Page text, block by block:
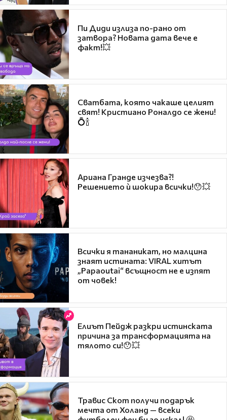
Пи Диди излиза по-рано от
затвора? Новата дата вече е
факт!💥
Сватбата, която чакаше целият
свят! Кристиано Роналдо се жени!
💍🍾
Ариана Гранде изчезва?!
Решението ѝ шокира всички!😯💥
Всички я тананикат, но малцина
знаят истината: VIRAL хитът
„Papaoutai“ всъщност не е изпят
от човек!
Елиът Пейдж разкри истинската
причина за трансформацията на
тялото си!😯💥
Травис Скот получи подарък
мечта от Холанд — всеки